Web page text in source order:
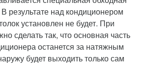
В результате над кондиционером
установлен не будет. При
сделать так, что основная часть
останется за натяжным
будет выходить только сам